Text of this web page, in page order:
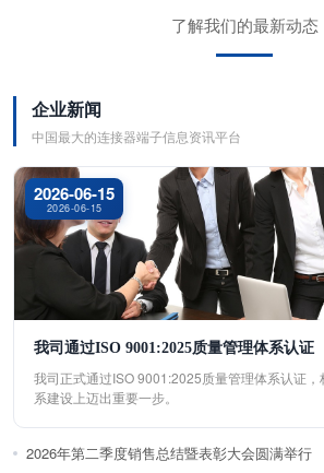
了解我们的最新动态
企业新闻
中国最大的连接器端子信息资讯平台
2026-06-15
2026-06-15
我司通过ISO 9001:2025质量管理体系认证
我司正式通过ISO 9001:2025质量管理体系认证
系建设上迈出重要一步。
2026年第二季度销售总结暨表彰大会圆满举行